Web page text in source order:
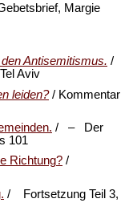
Margie
Antisemitismus. /
Aviv
leiden?/ Kommentar
/ – Der
101
Richtung? /
/ Fortsetzung Teil 3,